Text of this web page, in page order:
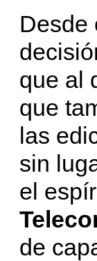
Desde
que al
que
las
sin
el
de